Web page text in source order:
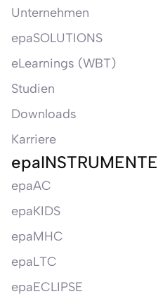
Unternehmen
epaSOLUTIONS
eLearnings (WBT)
Studien
Downloads
Karriere
epaINSTRUMENTE
epaAC
epaKIDS
epaMHC
epaLTC
epaECLIPSE